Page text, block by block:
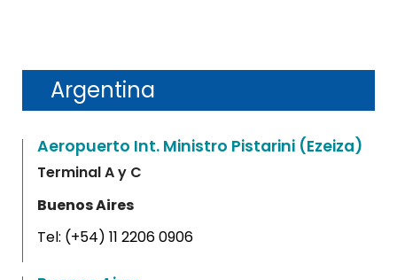
Argentina
Aeropuerto Int. Ministro Pistarini (Ezeiza)
Terminal A y C
Buenos Aires
Tel: (+54) 11 2206 0906